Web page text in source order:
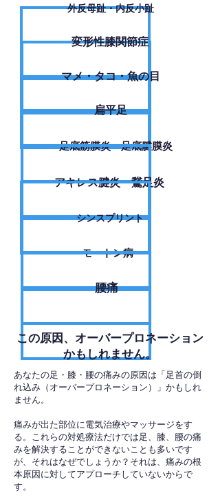
外反母趾・内反小趾
変形性膝関節症
​マメ・タコ・魚の目
扁平足
足底筋膜炎・足底腱膜炎
アキレス腱炎・鵞足炎
シンスプリント
モートン病
腰痛
​この原因、オーバープロネーション
かもしれません。
あなたの足・膝・腰の痛みの原因は「足首の倒
れ込み（オーバープロネーション）」かもしれ
ません。
痛みが出た部位に電気治療やマッサージをす
る。これらの対処療法だけでは足、膝、腰の痛
みを解決することができないことも多いです
が、それはなぜでしょうか？それは、痛みの根
本原因に対してアプローチしていないからで
す。